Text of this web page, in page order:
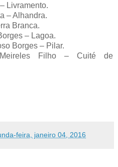
Livramento.
– Alhandra.
Branca.
– Lagoa.
Borges – Pilar.
Filho – Cuité de
feira, janeiro 04, 2016